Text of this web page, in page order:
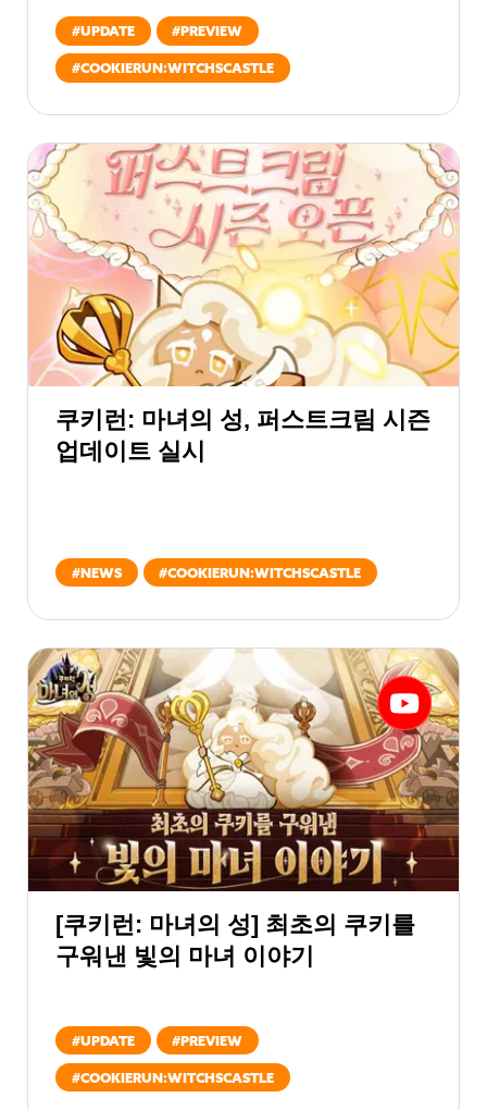
#UPDATE #PREVIEW
#COOKIERUN:WITCHSCASTLE
쿠키런: 마녀의 성, 퍼스트크림 시즌
업데이트 실시
#NEWS #COOKIERUN:WITCHSCASTLE
[쿠키런: 마녀의 성] 최초의 쿠키를
구워낸 빛의 마녀 이야기
#UPDATE #PREVIEW
#COOKIERUN:WITCHSCASTLE